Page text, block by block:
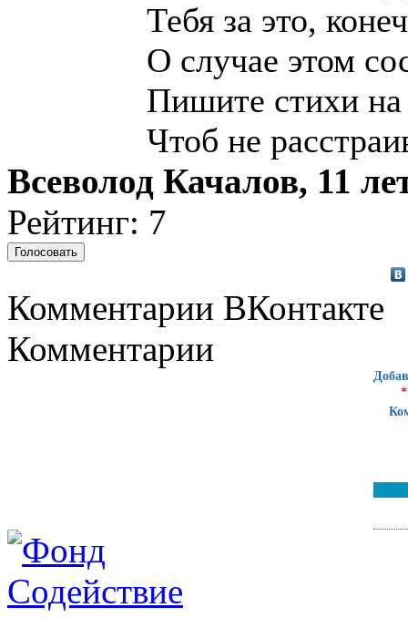
Тебя за это,
О случае этом
Пишите стихи
Чтоб не
Всеволод Качалов, 11
Рейтинг: 7
Комментарии ВКонтакте
Комментарии
*